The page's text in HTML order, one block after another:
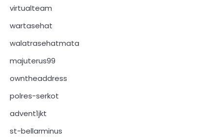
virtualteam
wartasehat
walatrasehatmata
majuterus99
owntheaddress
polres-serkot
advent1jkt
st-bellarminus